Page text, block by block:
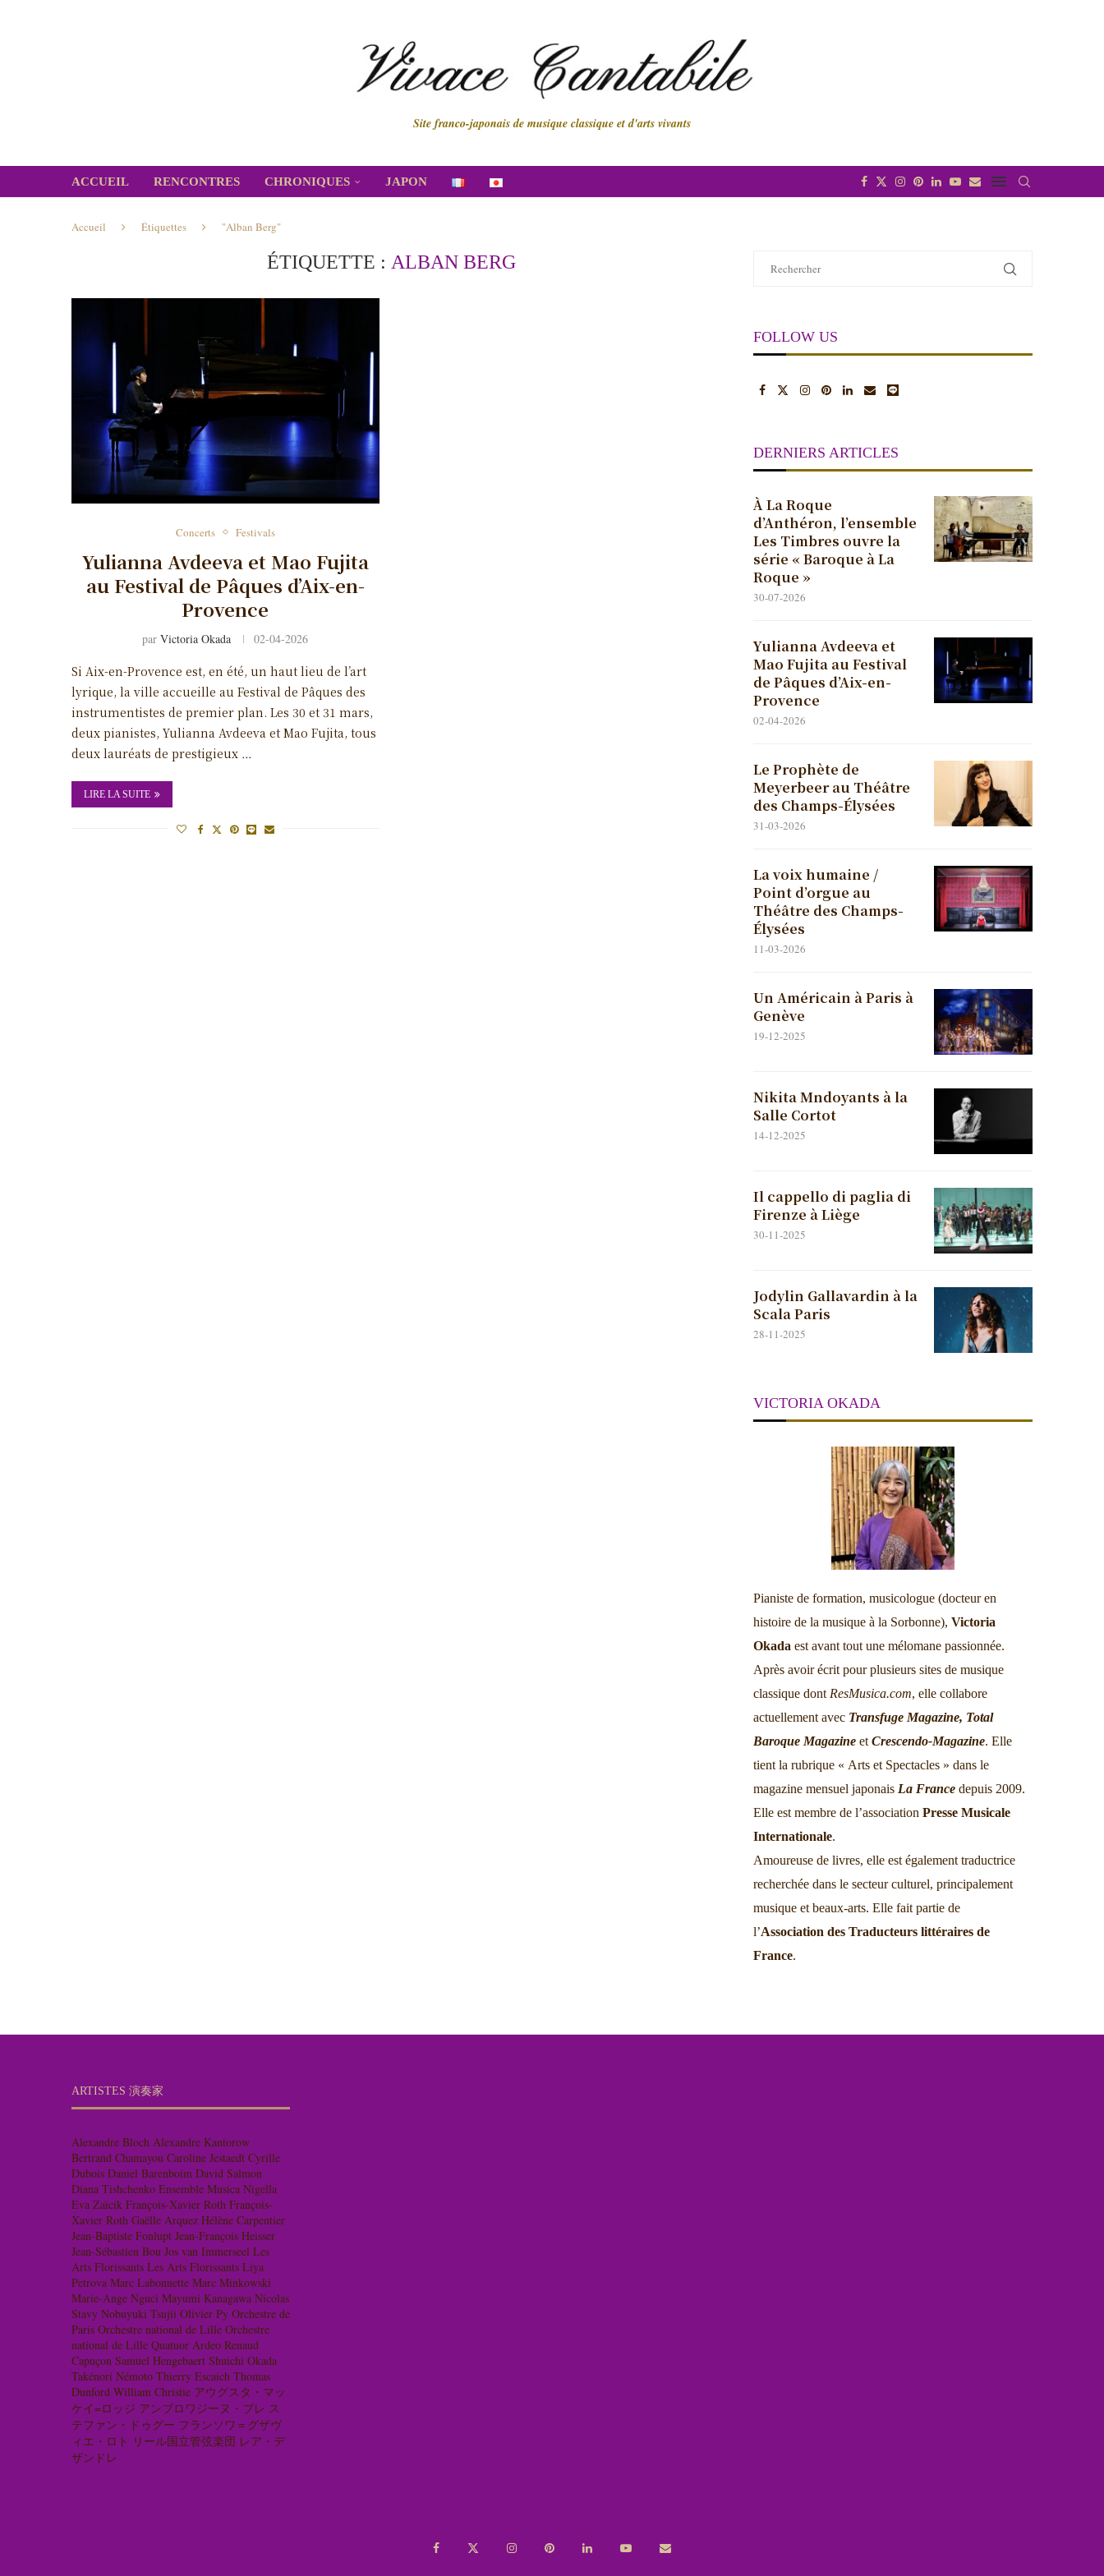
Site franco-japonais de musique classique et d'arts vivants
ACCUEIL RENCONTRES CHRONIQUES JAPON
Accueil Étiquettes "Alban Berg"
ÉTIQUETTE : ALBAN BERG
Concerts Festivals
Yulianna Avdeeva et Mao Fujita
au Festival de Pâques d’Aix-en-
Provence
parVictoria Okada 02-04-2026
Si Aix-en-Provence est, en été, un haut lieu de l’art
lyrique, la ville accueille au Festival de Pâques des
instrumentistes de premier plan. Les 30 et 31 mars,
deux pianistes, Yulianna Avdeeva et Mao Fujita, tous
deux lauréats de prestigieux …
LIRE LA SUITE
FOLLOW US
DERNIERS ARTICLES
À La Roque
d’Anthéron, l’ensemble
Les Timbres ouvre la
série « Baroque à La
Roque »
30-07-2026
Yulianna Avdeeva et
Mao Fujita au Festival
de Pâques d’Aix-en-
Provence
02-04-2026
Le Prophète de
Meyerbeer au Théâtre
des Champs-Élysées
31-03-2026
La voix humaine /
Point d’orgue au
Théâtre des Champs-
Élysées
11-03-2026
Un Américain à Paris à
Genève
19-12-2025
Nikita Mndoyants à la
Salle Cortot
14-12-2025
Il cappello di paglia di
Firenze à Liège
30-11-2025
Jodylin Gallavardin à la
Scala Paris
28-11-2025
VICTORIA OKADA
Pianiste de formation, musicologue (docteur en
histoire de la musique à la Sorbonne), Victoria
Okada est avant tout une mélomane passionnée.
Après avoir écrit pour plusieurs sites de musique
classique dont ResMusica.com, elle collabore
actuellement avec Transfuge Magazine, Total
Baroque Magazine et Crescendo-Magazine. Elle
tient la rubrique « Arts et Spectacles » dans le
magazine mensuel japonais La France depuis 2009.
Elle est membre de l’association Presse Musicale
Internationale.
Amoureuse de livres, elle est également traductrice
recherchée dans le secteur culturel, principalement
musique et beaux-arts. Elle fait partie de
l’Association des Traducteurs littéraires de
France.
ARTISTES 演奏家
Alexandre Bloch Alexandre Kantorow
Bertrand Chamayou Caroline Jestaedt Cyrille
Dubois Daniel Barenboim David Salmon
Diana Tishchenko Ensemble Musica Nigella
Eva Zaïcik François-Xavier Roth François-
Xavier Roth Gaëlle Arquez Hélène Carpentier
Jean-Baptiste Fonlupt Jean-François Heisser
Jean-Sébastien Bou Jos van Immerseel Les
Arts Florissants Les Arts Florissants Liya
Petrova Marc Labonnette Marc Minkowski
Marie-Ange Nguci Mayumi Kanagawa Nicolas
Stavy Nobuyuki Tsujii Olivier Py Orchestre de
Paris Orchestre national de Lille Orchestre
national de Lille Quatuor Ardeo Renaud
Capuçon Samuel Hengebaert Shuichi Okada
Takénori Némoto Thierry Escaich Thomas
Dunford William Christie アウグスタ・マッ
ケイ=ロッジ アンブロワジーヌ・ブレ ス
テファン・ドゥグー フランソワ＝グザヴ
ィエ・ロト リール国立管弦楽団 レア・デ
ザンドレ